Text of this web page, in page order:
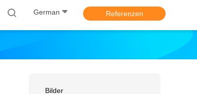
German Referenzen
Bilder